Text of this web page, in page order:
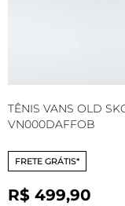
TÊNIS VANS OLD
VN000DAFFOB
FRETE GRÁTIS*
R$ 499,90